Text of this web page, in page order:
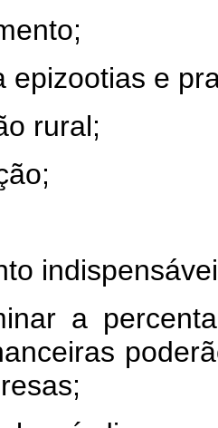
epizootias e
rural;
a